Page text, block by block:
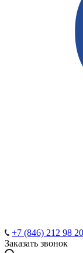
+7 (846) 212 98 20
Заказать звонок